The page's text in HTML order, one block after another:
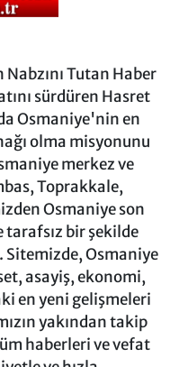
Tutan Haber
sürdüren Hasret
Osmaniye'nin en
olma misyonunu
merkez ve
Toprakkale,
Osmaniye son
bir şekilde
Sitemizde, Osmaniye
asayiş, ekonomi,
en yeni gelişmeleri
yakından takip
haberleri ve vefat